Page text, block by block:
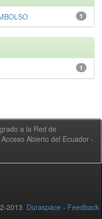
1
1
a la Red de
Abierto del Ecuador -
2013 Duraspace - Feedback